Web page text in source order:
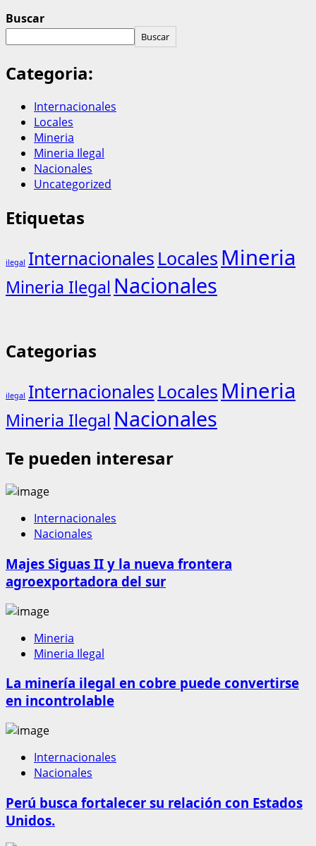
Buscar
Buscar
Categoria:
Internacionales
Locales
Mineria
Mineria Ilegal
Nacionales
Uncategorized
Etiquetas
ilegal Internacionales Locales Mineria
Mineria Ilegal Nacionales
Categorias
ilegal Internacionales Locales Mineria
Mineria Ilegal Nacionales
Te pueden interesar
Internacionales
Nacionales
Majes Siguas II y la nueva frontera
agroexportadora del sur
Mineria
Mineria Ilegal
La minería ilegal en cobre puede convertirse
en incontrolable
Internacionales
Nacionales
Perú busca fortalecer su relación con Estados
Unidos.